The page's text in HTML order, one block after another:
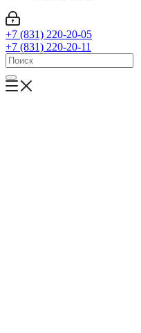
+7 (831) 220-20-05
+7 (831) 220-20-11